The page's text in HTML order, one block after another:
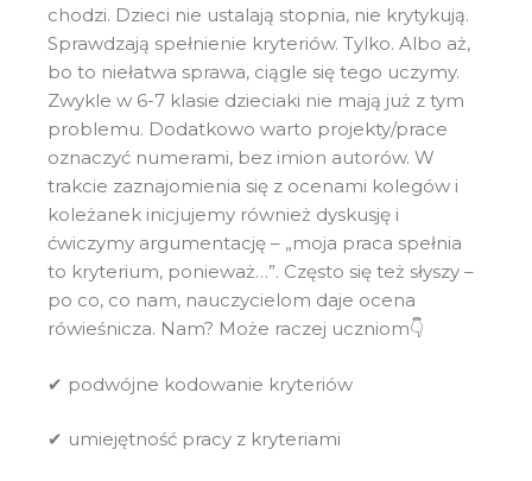
chodzi. Dzieci nie ustalają stopnia, nie krytykują.
Sprawdzają spełnienie kryteriów. Tylko. Albo aż,
bo to niełatwa sprawa, ciągle się tego uczymy.
Zwykle w 6-7 klasie dzieciaki nie mają już z tym
problemu. Dodatkowo warto projekty/prace
oznaczyć numerami, bez imion autorów. W
trakcie zaznajomienia się z ocenami kolegów i
koleżanek inicjujemy również dyskusję i
ćwiczymy argumentację – „moja praca spełnia
to kryterium, ponieważ…”. Często się też słyszy –
po co, co nam, nauczycielom daje ocena
rówieśnicza. Nam? Może raczej uczniom👇
✔ podwójne kodowanie kryteriów
✔ umiejętność pracy z kryteriami